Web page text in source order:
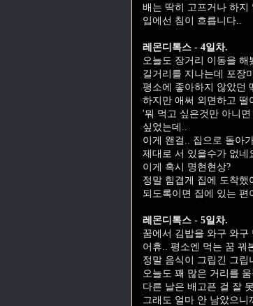
배는 딱히 고프거나 하지
입에선 침이 흐릅니다..
레몬디톡스 - 4일차.
오늘도 장거리 이동을 해
길거리를 지나는데 포장
평소에 좋아하지 않았던
하지만 애써 외면하고 떨
'뭐 먹고 싶은것만 아니
싶었는데..
이게 왠걸.. 집으로 돌아
제대로 서 있을수가 없네
이게 혹시 명현현상?
정말 힘겹게 집에 도착했
되도록이면 집에 있는 편
레몬디톡스 - 5일차.
꿈에서 김밥을 와구 와구
어휴.. 평소엔 먹는 꿈 꿔
정말 음식이 그립긴 그립
오늘도 꽤 많은 거리를
다른 날은 배고픈 걸 잘
그래도 얼마 안 남았으니